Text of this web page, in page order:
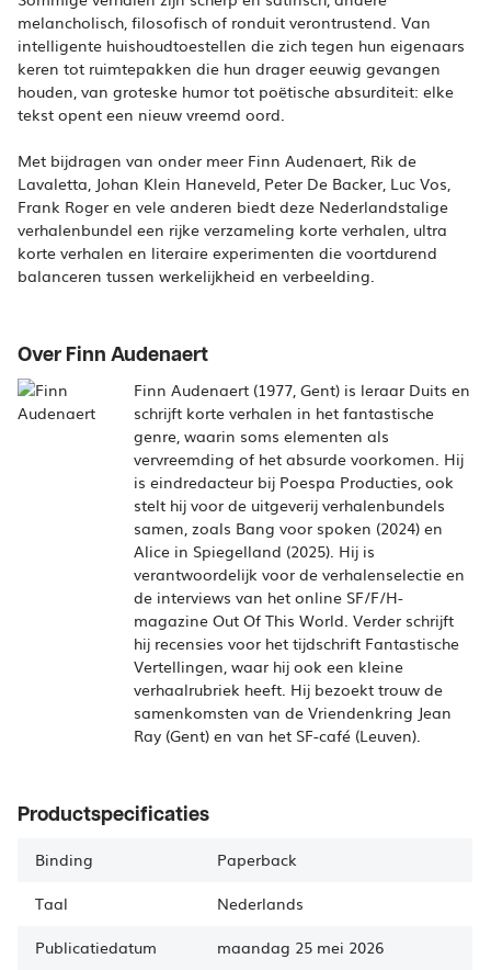
melancholisch, filosofisch of ronduit verontrustend. Van
intelligente huishoudtoestellen die zich tegen hun eigenaars
keren tot ruimtepakken die hun drager eeuwig gevangen
houden, van groteske humor tot poëtische absurditeit: elke
tekst opent een nieuw vreemd oord.
Met bijdragen van onder meer Finn Audenaert, Rik de
Lavaletta, Johan Klein Haneveld, Peter De Backer, Luc Vos,
Frank Roger en vele anderen biedt deze Nederlandstalige
verhalenbundel een rijke verzameling korte verhalen, ultra
korte verhalen en literaire experimenten die voortdurend
balanceren tussen werkelijkheid en verbeelding.
Over Finn Audenaert
Finn Audenaert (1977, Gent) is leraar Duits en
schrijft korte verhalen in het fantastische
genre, waarin soms elementen als
vervreemding of het absurde voorkomen. Hij
is eindredacteur bij Poespa Producties, ook
stelt hij voor de uitgeverij verhalenbundels
samen, zoals Bang voor spoken (2024) en
Alice in Spiegelland (2025). Hij is
verantwoordelijk voor de verhalenselectie en
de interviews van het online SF/F/H-
magazine Out Of This World. Verder schrijft
hij recensies voor het tijdschrift Fantastische
Vertellingen, waar hij ook een kleine
verhaalrubriek heeft. Hij bezoekt trouw de
samenkomsten van de Vriendenkring Jean
Ray (Gent) en van het SF-café (Leuven).
Productspecificaties
Binding
Paperback
Taal
Nederlands
Publicatiedatum
maandag 25 mei 2026